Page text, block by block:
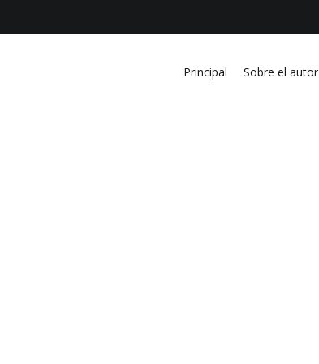
Principal Sobre el autor